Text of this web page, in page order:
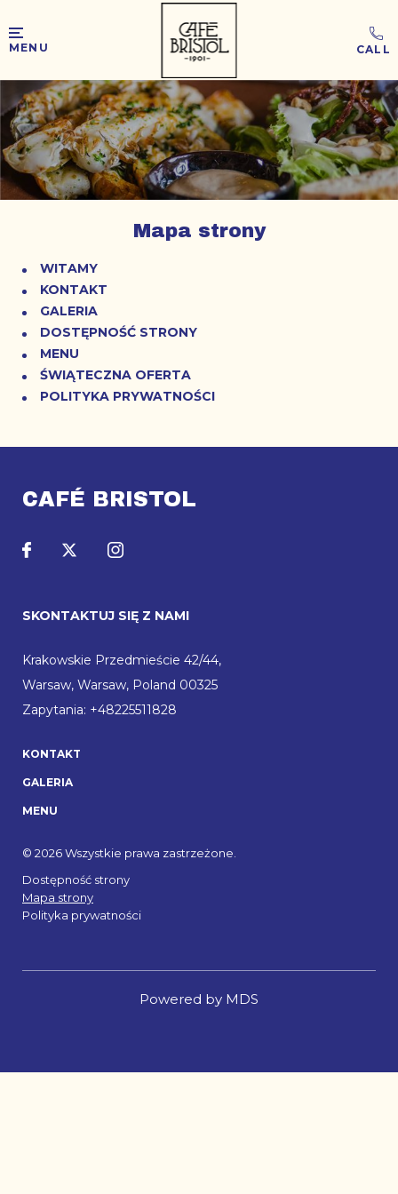
MENU
Mapa strony
WITAMY
KONTAKT
GALERIA
DOSTĘPNOŚĆ STRONY
MENU
ŚWIĄTECZNA OFERTA
POLITYKA PRYWATNOŚCI
CAFÉ BRISTOL
SKONTAKTUJ SIĘ Z NAMI
Krakowskie Przedmieście 42/44,
Warsaw, Warsaw, Poland 00325
Zapytania: +48225511828
KONTAKT
GALERIA
MENU
© 2026 Wszystkie prawa zastrzeżone.
Dostępność strony
Mapa strony
Polityka prywatności
Powered by MDS